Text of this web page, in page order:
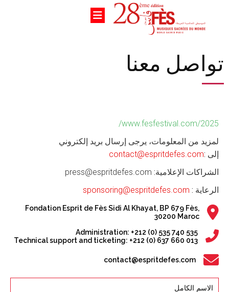
تواصل معنا
www.fesfestival.com/2025/
لمزيد من المعلومات، يرجى إرسال بريد إلكتروني
إلى :contact@espritdefes.com
الشراكات الإعلامية: press@espritdefes.com
الرعاية : sponsoring@espritdefes.com
Fondation Esprit de Fès Sidi Al Khayat, BP 679 Fès,
30200 Maroc
Administration: +212 (0) 535 740 535
Technical support and ticketing: +212 (0) 637 660 013
contact@espritdefes.com